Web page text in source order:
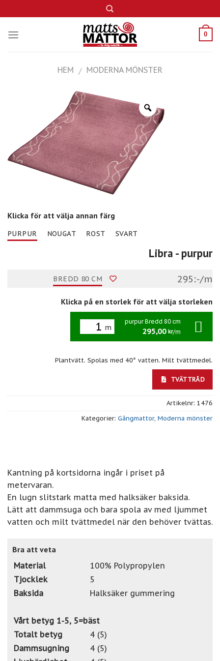
to
content
0
HEM / MODERNA MÖNSTER
Klicka för att välja annan färg
PURPUR NOUGAT ROST SVART
Libra - purpur
BREDD 80 CM 295:-/m
Klicka på en storlek för att välja storleken
m
purpur Bredd 80 cm
295,00 kr/m
Plantvätt. Spolas med 40° vatten. Milt tvättmedel.
TVÄTTRÅD
Artikelnr: 1476
Kategorier: Gångmattor, Moderna mönster
Kantning på kortsidorna ingår i priset på
metervaran.
En lugn slitstark matta med halksäker baksida.
Lätt att dammsuga och bara spola av med ljummet
vatten och milt tvättmedel när den behöver tvättas.
Bra att veta
Material
100% Polypropylen
Tjocklek
5
Baksida
Halksäker gummering
Vårt betyg 1-5, 5=bäst
Totalt betyg
4 (5)
Dammsugning
4 (5)